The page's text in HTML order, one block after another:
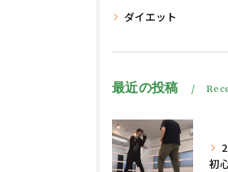
ダイエット
最近の投稿